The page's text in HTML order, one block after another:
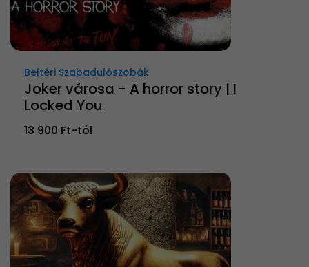
Beltéri Szabadulószobák
Joker városa - A horror story | I
Locked You
13 900 Ft-tól